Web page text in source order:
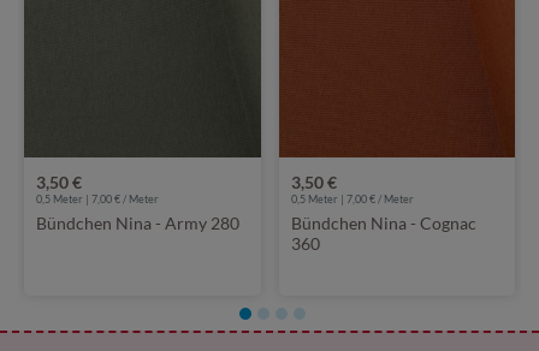
3,50 €
0,5 Meter | 7,00 € / Meter
Bündchen Nina - Army 280
3,50 €
0,5 Meter | 7,00 € / Meter
Bündchen Nina - Cognac
360